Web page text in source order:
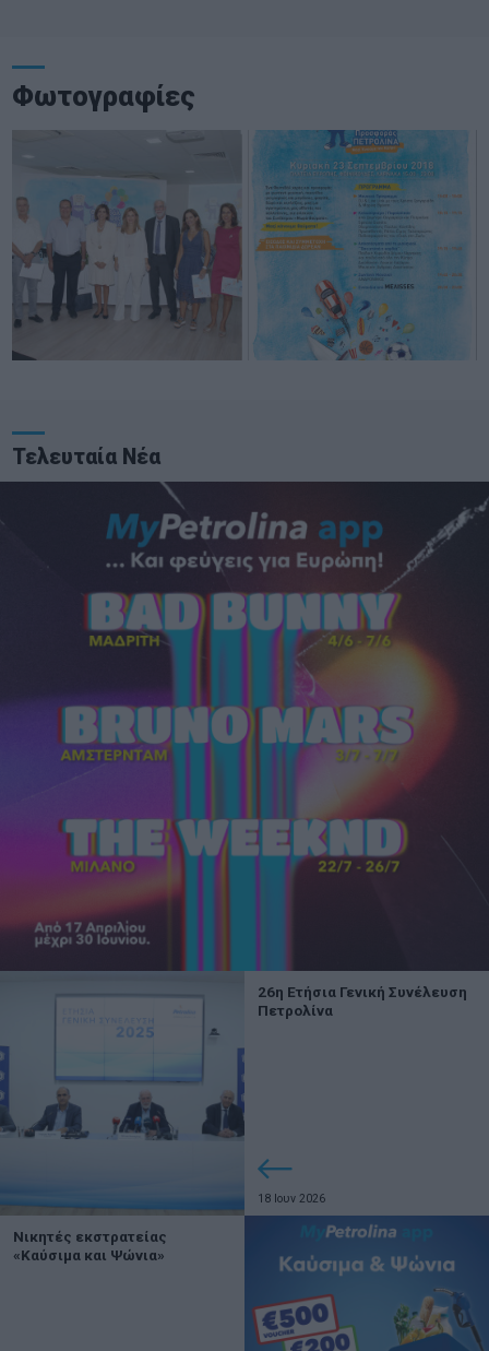
Φωτογραφίες
Τελευταία Νέα
26η Ετήσια Γενική Συνέλευση
Πετρολίνα
18 Ιουν 2026
Νικητές εκστρατείας
«Καύσιμα και Ψώνια»